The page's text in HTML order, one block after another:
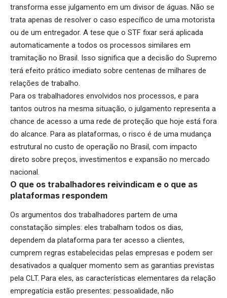
transforma esse julgamento em um divisor de águas. Não se
trata apenas de resolver o caso específico de uma motorista
ou de um entregador. A tese que o STF fixar será aplicada
automaticamente a todos os processos similares em
tramitação no Brasil. Isso significa que a decisão do Supremo
terá efeito prático imediato sobre centenas de milhares de
relações de trabalho.
Para os trabalhadores envolvidos nos processos, e para
tantos outros na mesma situação, o julgamento representa a
chance de acesso a uma rede de proteção que hoje está fora
do alcance. Para as plataformas, o risco é de uma mudança
estrutural no custo de operação no Brasil, com impacto
direto sobre preços, investimentos e expansão no mercado
nacional.
O que os trabalhadores reivindicam e o que as
plataformas respondem
Os argumentos dos trabalhadores partem de uma
constatação simples: eles trabalham todos os dias,
dependem da plataforma para ter acesso a clientes,
cumprem regras estabelecidas pelas empresas e podem ser
desativados a qualquer momento sem as garantias previstas
pela CLT. Para eles, as características elementares da relação
empregatícia estão presentes: pessoalidade, não